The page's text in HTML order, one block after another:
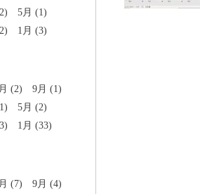
5月 (1)
1月 (3)
(2)
9月 (1)
5月 (2)
1月 (33)
(7)
9月 (4)